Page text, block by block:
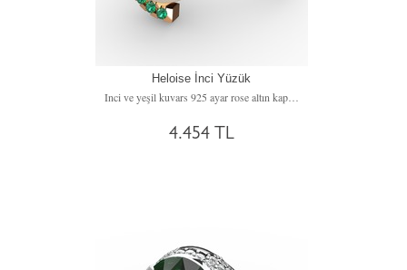
Heloise İnci Yüzük
Inci ve yeşil kuvars 925 ayar rose altın kaplama gümüş yüzük
4.454 TL